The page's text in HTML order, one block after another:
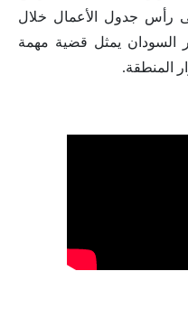
رأس جدول الأعمال خلال
السودان يمثل قضية مهمة
المنطقة.